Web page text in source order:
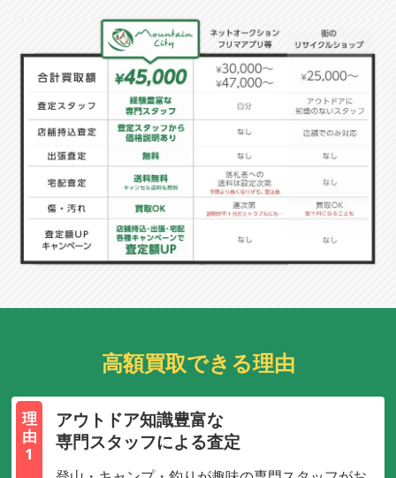
高額買取できる理由
理
由
1
アウトドア知識豊富な
専門スタッフによる査定